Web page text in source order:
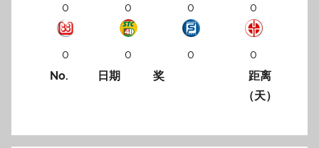
0 0 0 0
0 0 0
0
No.
日期 奖
距离
（天）